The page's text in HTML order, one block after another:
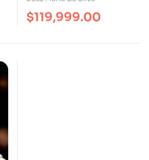
$119,999.00